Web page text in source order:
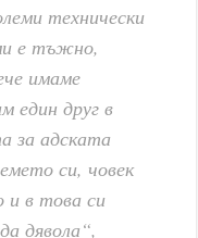
технически
е тъжно,
имаме
един друг в
за адската
си, човек
и в това си
дявола“,